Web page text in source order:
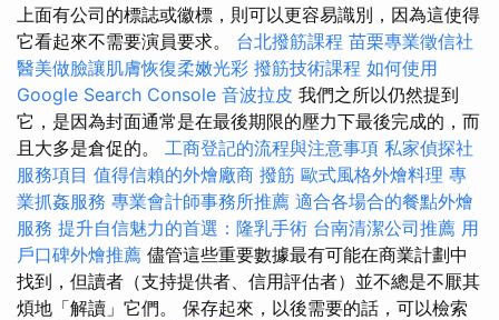
上面有公司的標誌或徽標，則可以更容易識別，因為這使得
它看起來不需要演員要求。 台北撥筋課程 苗栗專業徵信社
醫美做臉讓肌膚恢復柔嫩光彩 撥筋技術課程 如何使用
Google Search Console 音波拉皮 我們之所以仍然提到
它，是因為封面通常是在最後期限的壓力下最後完成的，而
且大多是倉促的。 工商登記的流程與注意事項 私家偵探社
服務項目 值得信賴的外燴廠商 撥筋 歐式風格外燴料理 專
業抓姦服務 專業會計師事務所推薦 適合各場合的餐點外燴
服務 提升自信魅力的首選：隆乳手術 台南清潔公司推薦 用
戶口碑外燴推薦 儘管這些重要數據最有可能在商業計劃中
找到，但讀者（支持提供者、信用評估者）並不總是不厭其
煩地「解讀」它們。 保存起來，以後需要的話，可以檢索